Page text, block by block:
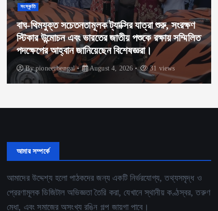
সংস্কৃতি
বাঘ-থিমযুক্ত সচেতনতামূলক ট্যাক্সির যাত্রা শুরু, সংরক্ষণ
স্টিকার উন্মোচন এবং ভারতের জাতীয় পশুকে রক্ষায় সম্মিলিত
পদক্ষেপের আহ্বান জানিয়েছেন বিশেষজ্ঞরা।
Bypioneerbengal August 4, 2026 31 views
আমার সম্পর্কে
আমাদের উদ্দেশ্য হলো পাঠকদের জন্য একটি নির্ভরযোগ্য, তথ্যসমৃদ্ধ ও
প্রেরণামূলক ডিজিটাল অভিজ্ঞতা তৈরি করা, যেখানে স্থানীয় কণ্ঠস্বর, তরুণ
মেধা, এবং সমাজের অসংখ্য রঙিন গল্প জায়গা পাবে।